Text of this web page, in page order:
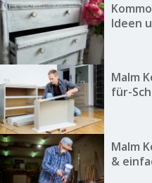
Ideen
Malm
für-
Malm
&